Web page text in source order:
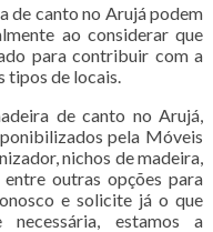
de canto no Arujá podem
ao considerar que
para contribuir com a
tipos de locais.
de canto no Arujá,
pela Móveis
nichos de madeira,
entre outras opções para
e solicite já o que
estamos a